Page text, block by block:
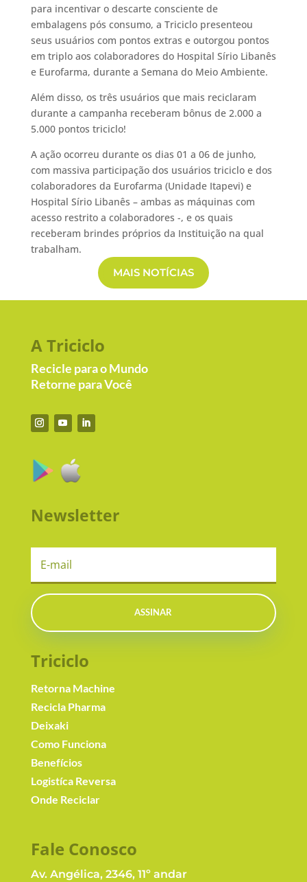
para incentivar o descarte consciente de
embalagens pós consumo, a Triciclo presenteou
seus usuários com pontos extras e outorgou pontos
em triplo aos colaboradores do Hospital Sírio Libanês
e Eurofarma, durante a Semana do Meio Ambiente.
Além disso, os três usuários que mais reciclaram
durante a campanha receberam bônus de 2.000 a
5.000 pontos triciclo!
A ação ocorreu durante os dias 01 a 06 de junho,
com massiva participação dos usuários triciclo e dos
colaboradores da Eurofarma (Unidade Itapevi) e
Hospital Sírio Libanês – ambas as máquinas com
acesso restrito a colaboradores -, e os quais
receberam brindes próprios da Instituição na qual
trabalham.
MAIS NOTÍCIAS
A Triciclo
Recicle para o Mundo
Retorne para Você
Newsletter
ASSINAR
Triciclo
Retorna Machine
Recicla Pharma
Deixaki
Como Funciona
Benefícios
Logistíca Reversa
Onde Reciclar
Fale Conosco
Av. Angélica, 2346, 11º andar